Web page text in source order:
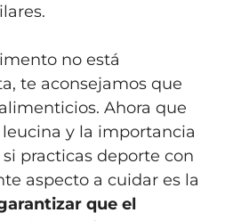
no está
te aconsejamos que
Ahora que
y la importancia
practicas deporte con
aspecto a cuidar es la
que el